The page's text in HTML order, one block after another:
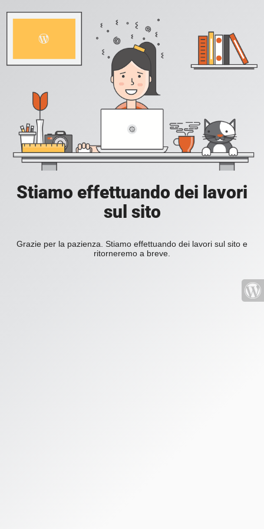
Stiamo effettuando dei lavori
sul sito
Grazie per la pazienza. Stiamo effettuando dei lavori sul sito e
ritorneremo a breve.